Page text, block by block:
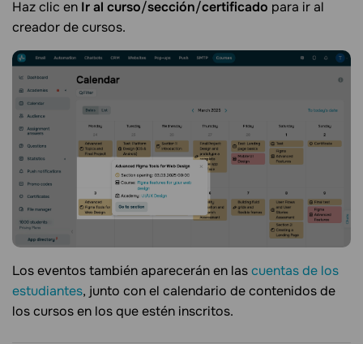
Haz clic en Ir al curso/sección/certificado para ir al
creador de cursos.
Los eventos también aparecerán en lascuentas de los
estudiantes, junto con el calendario de contenidos de
los cursos en los que estén inscritos.